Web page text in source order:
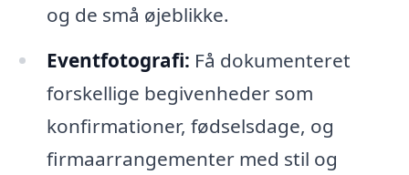
og de små øjeblikke.
Eventfotografi: Få dokumenteret
forskellige begivenheder som
konfirmationer, fødselsdage, og
firmaarrangementer med stil og